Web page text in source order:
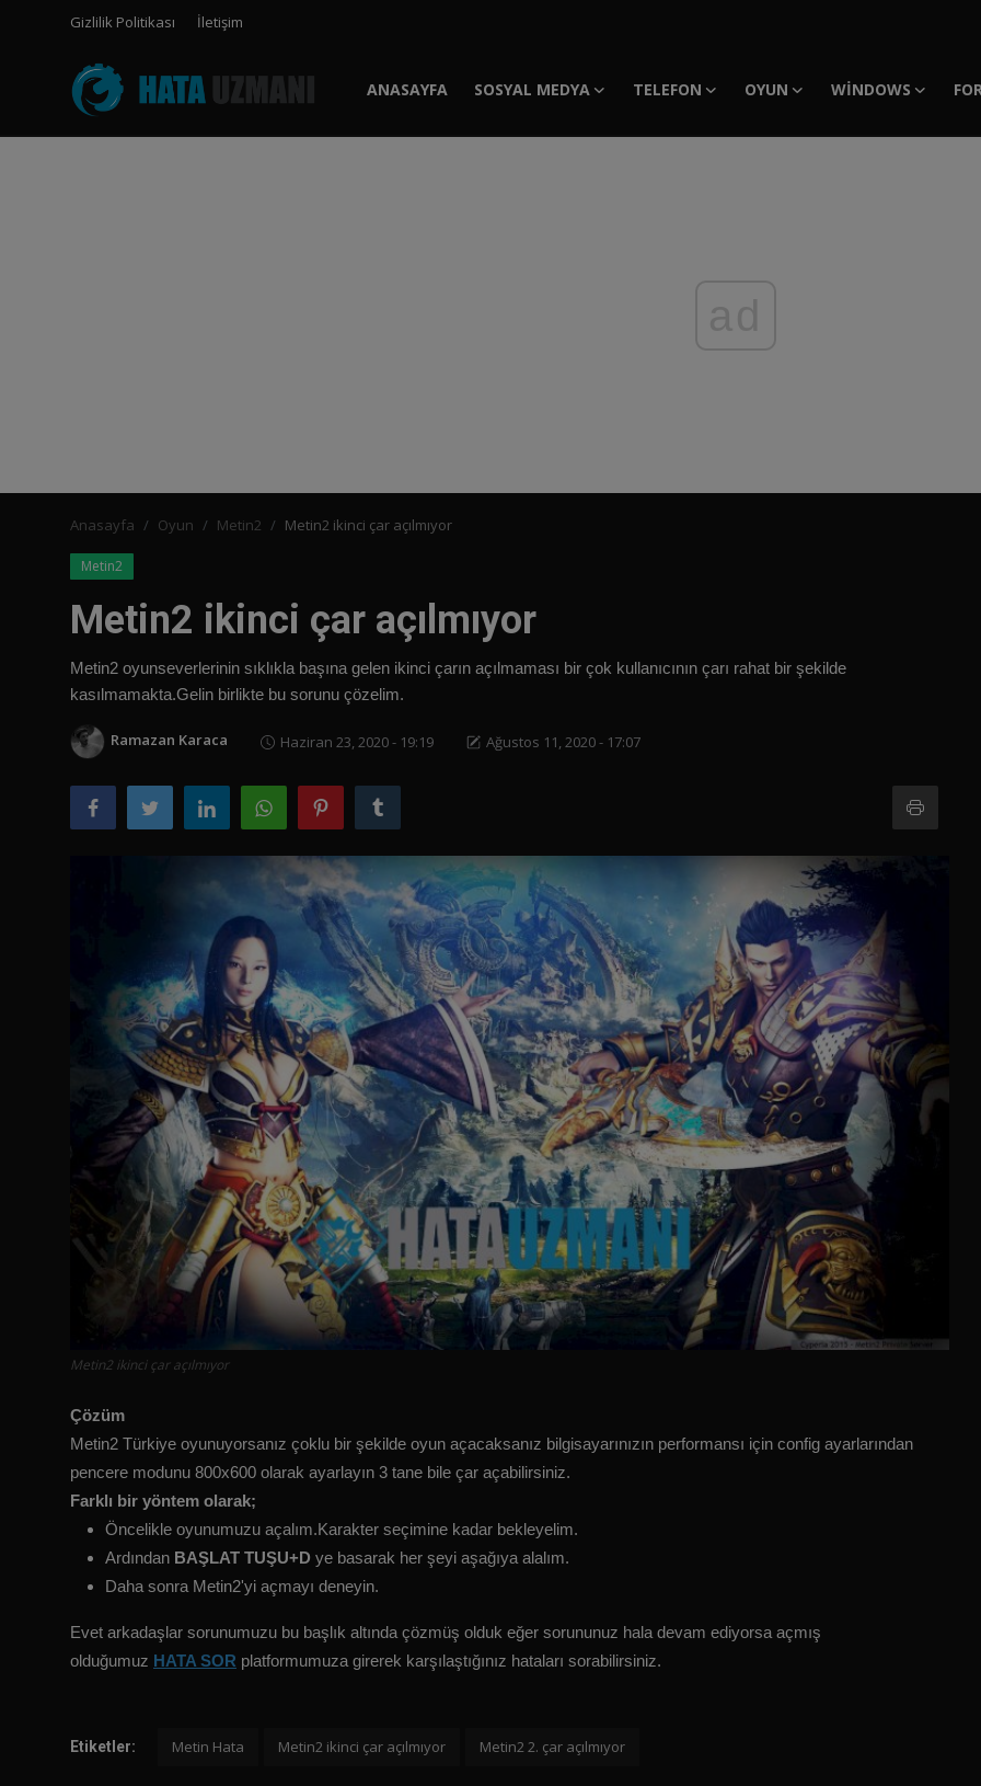
Gizlilik Politikası İletişim
ANASAYFA SOSYAL MEDYA TELEFON OYUN WINDOWS
Anasayfa
Türkçe
Anasayfa Oyun Metin2 Metin2 ikinci çar açılmıyor
Metin2
Metin2 ikinci çar açılmıyor
Metin2 oyunseverlerinin sıklıkla başına gelen ikinci çarın açılmaması bir çok kullanıcının çarı rahat bir şekilde
kasılmamakta.Gelin birlikte bu sorunu çözelim.
Ramazan Karaca Haziran 23, 2020 - 19:19 Ağustos 11, 2020 - 17:07
Metin2 ikinci çar açılmıyor
Çözüm
Metin2 Türkiye oyunuyorsanız çoklu bir şekilde oyun açacaksanız bilgisayarınızın performansı için config ayarlarından
pencere modunu 800x600 olarak ayarlayın 3 tane bile çar açabilirsiniz.
Farklı bir yöntem olarak;
Öncelikle oyunumuzu açalım.Karakter seçimine kadar bekleyelim.
Ardından BAŞLAT TUŞU+D ye basarak her şeyi aşağıya alalım.
Daha sonra Metin2'yi açmayı deneyin.
Evet arkadaşlar sorunumuzu bu başlık altında çözmüş olduk eğer sorununuz hala devam ediyorsa açmış
olduğumuz HATA SOR platformumuza girerek karşılaştığınız hataları sorabilirsiniz.
Etiketler: Metin Hata Metin2 ikinci çar açılmıyor Metin2 2. çar açılmıyor